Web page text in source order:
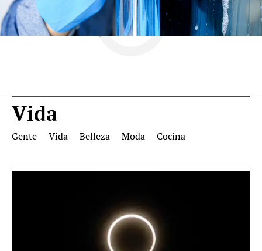
Vida
Gente Vida Belleza Moda Cocina